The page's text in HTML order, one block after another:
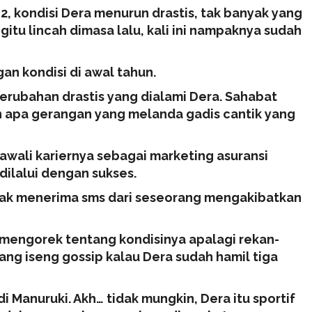
kondisi Dera menurun drastis, tak banyak yang
lincah dimasa lalu, kali ini nampaknya sudah
kondisi di awal tahun.
drastis yang dialami Dera. Sahabat
gerangan yang melanda gadis cantik yang
kariernya sebagai marketing asuransi
dengan sukses.
menerima sms dari seseorang mengakibatkan
tentang kondisinya apalagi rekan-
iseng gossip kalau Dera sudah hamil tiga
Manuruki. Akh… tidak mungkin, Dera itu sportif